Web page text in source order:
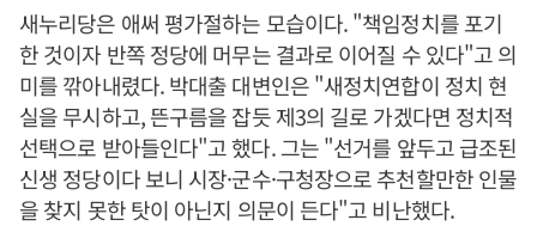
새누리당은 애써 평가절하는 모습이다. "책임정치를 포기
한 것이자 반쪽 정당에 머무는 결과로 이어질 수 있다"고 의
미를 깎아내렸다. 박대출 대변인은 "새정치연합이 정치 현
실을 무시하고, 뜬구름을 잡듯 제3의 길로 가겠다면 정치적
선택으로 받아들인다"고 했다. 그는 "선거를 앞두고 급조된
신생 정당이다 보니 시장·군수·구청장으로 추천할만한 인물
을 찾지 못한 탓이 아닌지 의문이 든다"고 비난했다.